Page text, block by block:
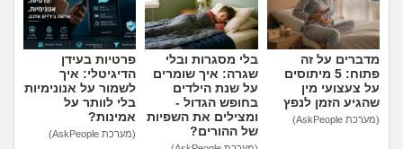
מדברים על זה
פתוח: 5 מיתוסים
על צעצועי מין
שהגיע הזמן לנפץ
(מערכת AskPeople)
בלי מסגרות ובלי
שגרה: איך שומרים
על שנת הילדים
בחופש הגדול -
ומצילים את השפיות
של ההורים?
פרטיות בעידן
הדיגיטלי: איך
לשמור על אנונימיות
בלי לוותר על
אמינות?
(מערכת AskPeople)